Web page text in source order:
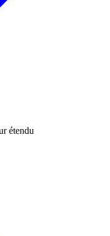
étendu